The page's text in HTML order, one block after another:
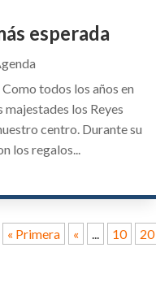
esperada
todos los años en
majestades los Reyes
centro. Durante su
los regalos...
« Primera « ... 10 20